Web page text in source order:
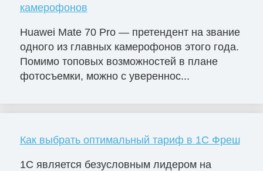
камерофонов
Huawei Mate 70 Pro — претендент на звание
одного из главных камерофонов этого года.
Помимо топовых возможностей в плане
фотосъемки, можно с увереннос...
Как выбрать оптимальный тариф в 1С Фреш
1С является безусловным лидером на